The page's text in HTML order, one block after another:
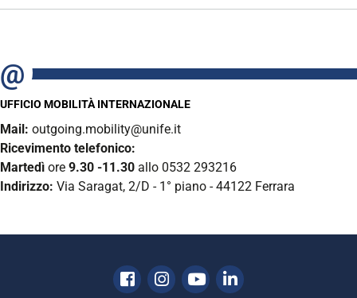
UFFICIO MOBILITÀ INTERNAZIONALE
Mail: outgoing.mobility@unife.it
Ricevimento telefonico:
Martedì ore 9.30 -11.30 allo 0532 293216
Indirizzo: Via Saragat, 2/D - 1° piano - 44122 Ferrara
Facebook
Instagram
YoutubeLinkedin